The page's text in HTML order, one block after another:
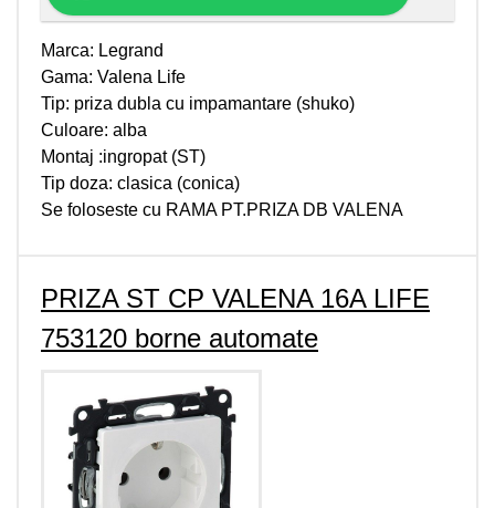
Marca: Legrand
Gama: Valena Life
Tip: priza dubla cu impamantare (shuko)
Culoare: alba
Montaj :ingropat (ST)
Tip doza: clasica (conica)
Se foloseste cu RAMA PT.PRIZA DB VALENA
PRIZA ST CP VALENA 16A LIFE
753120 borne automate